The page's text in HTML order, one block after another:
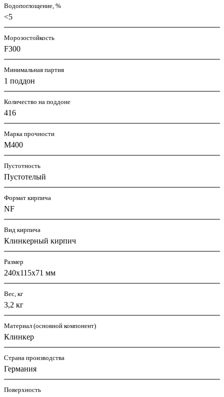
Водопоглощение, %
<5
Морозостойкость
F300
Минимальная партия
1 поддон
Количество на поддоне
416
Марка прочности
М400
Пустотность
Пустотелый
Формат кирпича
NF
Вид кирпича
Клинкерный кирпич
Размер
240х115х71 мм
Вес, кг
3,2 кг
Материал (основной компонент)
Клинкер
Страна производства
Германия
Поверхность